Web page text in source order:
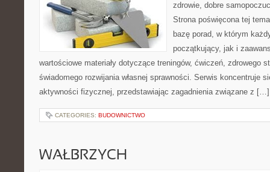
zdrowie, dobre
Strona poświęcona tej
bazę porad, w którym
początkujący, jak i
wartościowe materiały dotyczące treningów, ćwiczeń, zdrowego
świadomego rozwijania własnej sprawności. Serwis koncentruje
aktywności fizycznej, przedstawiając zagadnienia związane z […]
CATEGORIES: BUDOWNICTWO
WAŁBRZYCH